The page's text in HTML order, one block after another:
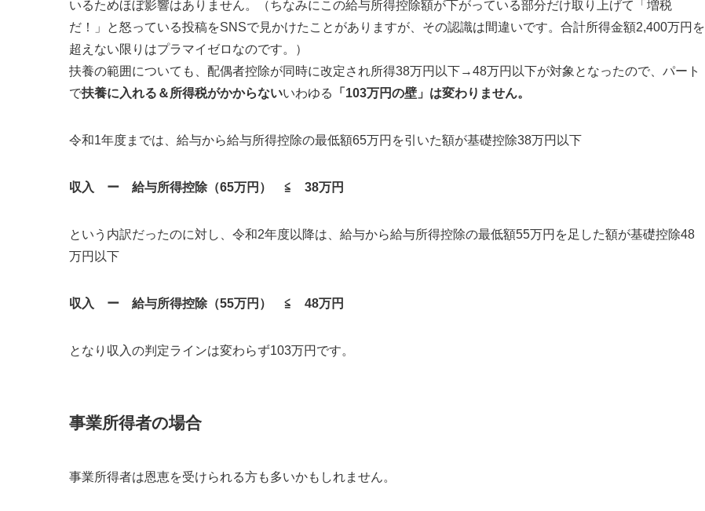
いるためほぼ影響はありません。（ちなみにこの給与所得控除額が下がっている部分だけ取り上げて「増税
だ！」と怒っている投稿をSNSで見かけたことがありますが、その認識は間違いです。合計所得金額2,400万円を
超えない限りはプラマイゼロなのです。）
扶養の範囲についても、配偶者控除が同時に改定され所得38万円以下→48万円以下が対象となったので、パート
で扶養に入れる＆所得税がかからないいわゆる 「103万円の壁」は変わりません。
令和1年度までは、給与から給与所得控除の最低額65万円を引いた額が基礎控除38万円以下
収入 ー 給与所得控除（65万円） ≦ 38万円
という内訳だったのに対し、令和2年度以降は、給与から給与所得控除の最低額55万円を足した額が基礎控除48
万円以下
収入 ー 給与所得控除（55万円） ≦ 48万円
となり収入の判定ラインは変わらず103万円です。
事業所得者の場合
事業所得者は恩恵を受けられる方も多いかもしれません。